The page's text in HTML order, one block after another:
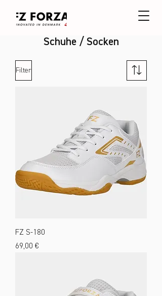
Schuhe / Socken
Filter
FZ S-180
Preis
69,00 €